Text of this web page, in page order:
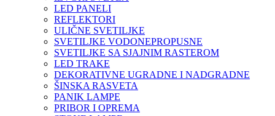
LED PANELI
REFLEKTORI
ULIČNE SVETILJKE
SVETILJKE VODONEPROPUSNE
SVETILJKE SA SJAJNIM RASTEROM
LED TRAKE
DEKORATIVNE UGRADNE I NADGRADNE
ŠINSKA RASVETA
PANIK LAMPE
PRIBOR I OPREMA